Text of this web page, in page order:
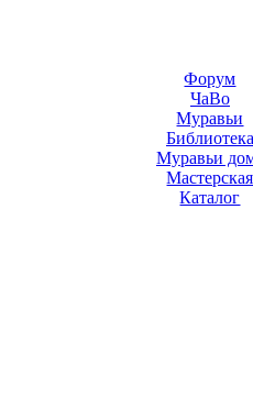
Форум
ЧаВо
Муравьи
Библиотека
Муравьи
Мастерская
Каталог